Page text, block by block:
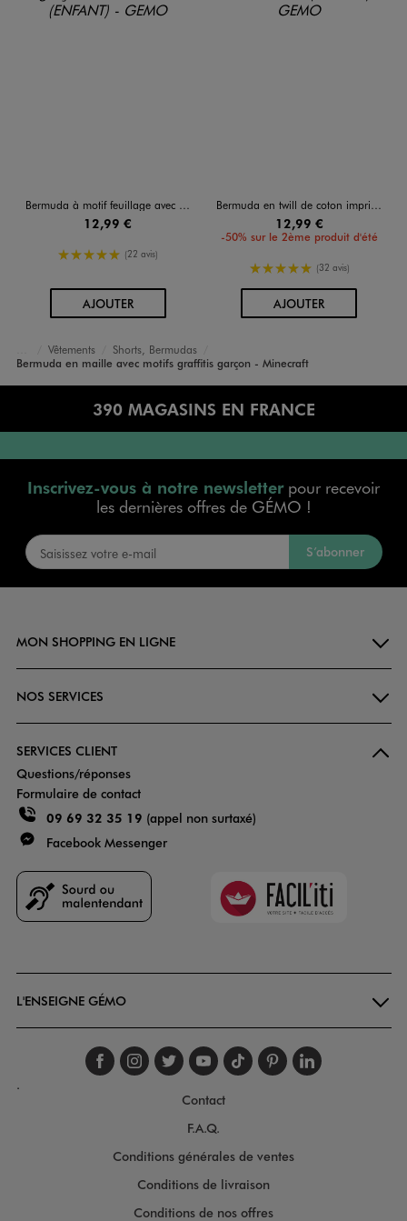
Bermuda à motif feuillage avec ceinture ajustable garçon
12,99 €
5/5 de moyenne
(22 avis)
AJOUTERAU PANIER
Bermuda en twill de coton imprimé tropical garçon
12,99 €
-50% sur le 2ème produit d'été
5/5 de moyenne
(32 avis)
AJOUTERAU PANIER
Accueil
Garçon
Vêtements
Shorts, Bermudas
Bermuda en maille avec motifs graffitis garçon - Minecraft
390 MAGASINS EN FRANCE
Inscrivez-vous à notre newsletterpour recevoir
les dernières offres de GÉMO !
S’abonner
MON SHOPPING EN LIGNE
NOS SERVICES
SERVICES CLIENT
Questions/réponses
Formulaire de contact
09 69 32 35 19 (appel non surtaxé)
Facebook Messenger
Faciliti
L'ENSEIGNE GÉMO
Suivez-nous sur
Suivez-nous sur
Suivez-nous sur
Suivez-nous
Suivez-nous
Suivez-
.
Contact
F.A.Q.
Conditions générales de ventes
Conditions de livraison
Conditions de nos offres